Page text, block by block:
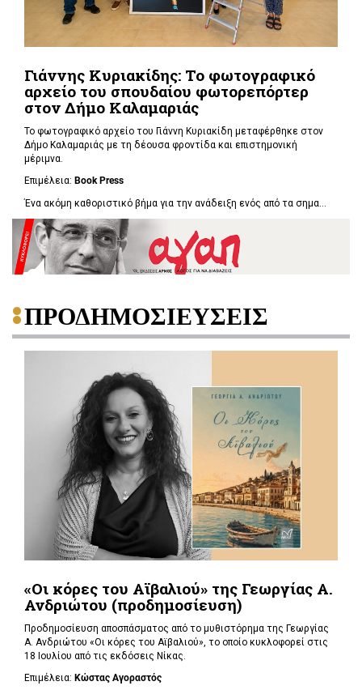
Γιάννης Κυριακίδης: Το φωτογραφικό
αρχείο του σπουδαίου φωτορεπόρτερ
στον Δήμο Καλαμαριάς
Το φωτογραφικό αρχείο του Γιάννη Κυριακίδη μεταφέρθηκε στον
Δήμο Καλαμαριάς με τη δέουσα φροντίδα και επιστημονική
μέριμνα.
Επιμέλεια: Book Press
Ένα ακόμη καθοριστικό βήμα για την ανάδειξη ενός από τα σημα...
ΠΡΟΔΗΜΟΣΙΕΥΣΕΙΣ
«Οι κόρες του Αϊβαλιού» της Γεωργίας Α.
Ανδριώτου (προδημοσίευση)
Προδημοσίευση αποσπάσματος από το μυθιστόρημα της Γεωργίας
Α. Ανδριώτου «Οι κόρες του Αϊβαλιού», το οποίο κυκλοφορεί στις
18 Ιουλίου από τις εκδόσεις Νίκας.
Επιμέλεια: Κώστας Αγοραστός